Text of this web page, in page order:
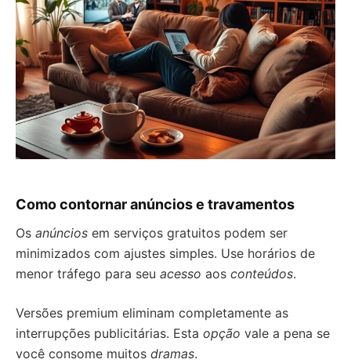
Como contornar anúncios e travamentos
Os anúncios em serviços gratuitos podem ser
minimizados com ajustes simples. Use horários de
menor tráfego para seu acesso aos conteúdos.
Versões premium eliminam completamente as
interrupções publicitárias. Esta opção vale a pena se
você consome muitos dramas.